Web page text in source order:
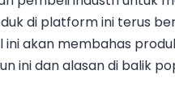
di platform ini terus
ini akan membahas
ini dan alasan di balik